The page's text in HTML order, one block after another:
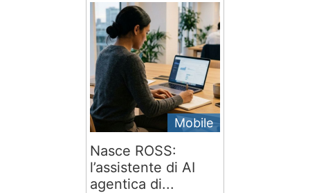
Mobile
Nasce ROSS:
l’assistente di AI
agentica di...